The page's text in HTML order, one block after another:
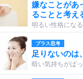
嫌なことがあ
ることと考え
明るい性格にな
プラス思考
足りないのは
暗い気持ちがぱ